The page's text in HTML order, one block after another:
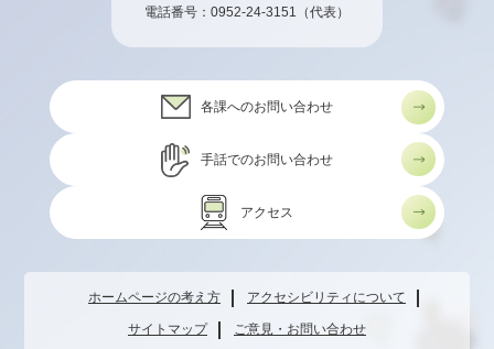
電話番号： 0952-24-3151 （代表）
各課へのお問い合わせ
手話でのお問い合わせ
アクセス
ホームページの考え方 アクセシビリティについて
サイトマップ ご意見・お問い合わせ